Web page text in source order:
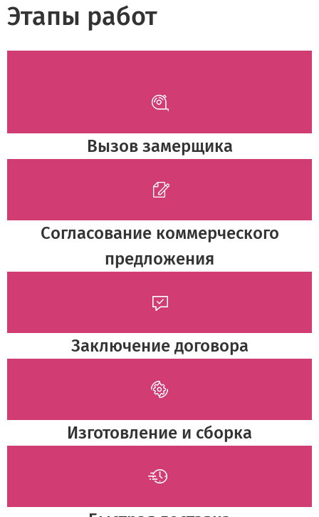
Этапы работ
Вызов замерщика
Согласование коммерческого
предложения
Заключение договора
Изготовление и сборка